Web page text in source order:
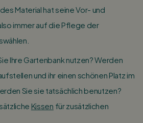
Material hat seine Vor- und
immer auf die Pflege der
Ihre Gartenbank nutzen? Werden
und ihr einen schönen Platz im
Sie sie tatsächlich benutzen?
Kissen für zusätzlichen